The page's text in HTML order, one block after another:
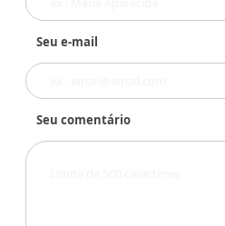
Seu e-mail
Seu comentário